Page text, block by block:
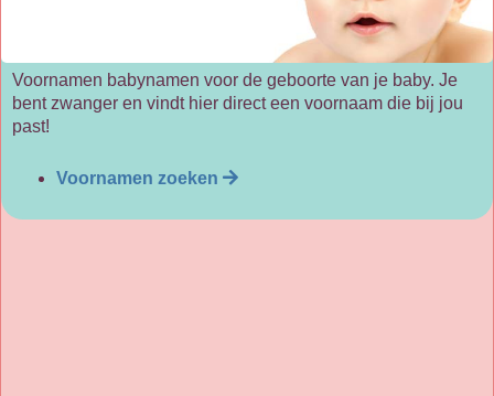
Voornamen babynamen voor de geboorte van je baby. Je
bent zwanger en vindt hier direct een voornaam die bij jou
past!
Voornamen zoeken